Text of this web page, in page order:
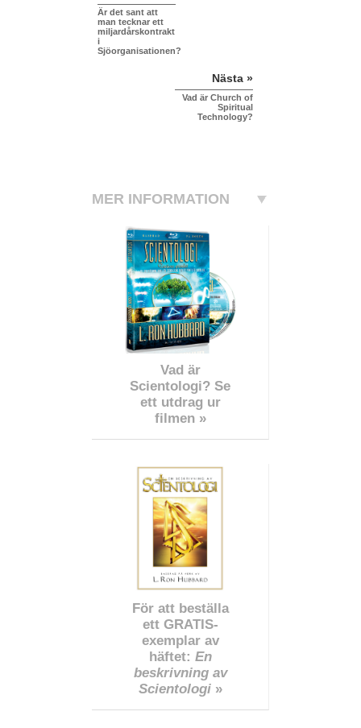
Är det sant att
man tecknar ett
miljardårskontrakt
i
Sjöorganisationen?
Nästa »
Vad är Church of
Spiritual
Technology?
MER INFORMATION
Vad är
Scientologi? Se
ett utdrag ur
filmen »
För att beställa
ett GRATIS-
exemplar av
häftet: En
beskrivning av
Scientologi»